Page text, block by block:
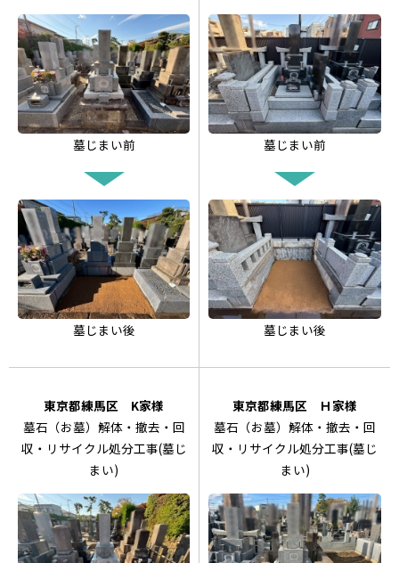
墓じまい前
墓じまい後
墓じまい前
墓じまい後
東京都練馬区 K家様
墓石（お墓）解体・撤去・回
収・リサイクル処分工事(墓じ
まい)
東京都練馬区 Ｈ家様
墓石（お墓）解体・撤去・回
収・リサイクル処分工事(墓じ
まい)